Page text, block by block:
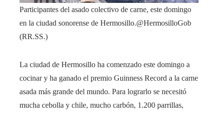
Participantes del asado colectivo de carne, este domingo
en la ciudad sonorense de Hermosillo.@HermosilloGob
(RR.SS.)
La ciudad de Hermosillo ha comenzado este domingo a
cocinar y ha ganado el premio Guinness Record a la carne
asada más grande del mundo. Para lograrlo se necesitó
mucha cebolla y chile, mucho carbón, 1.200 parrillas,